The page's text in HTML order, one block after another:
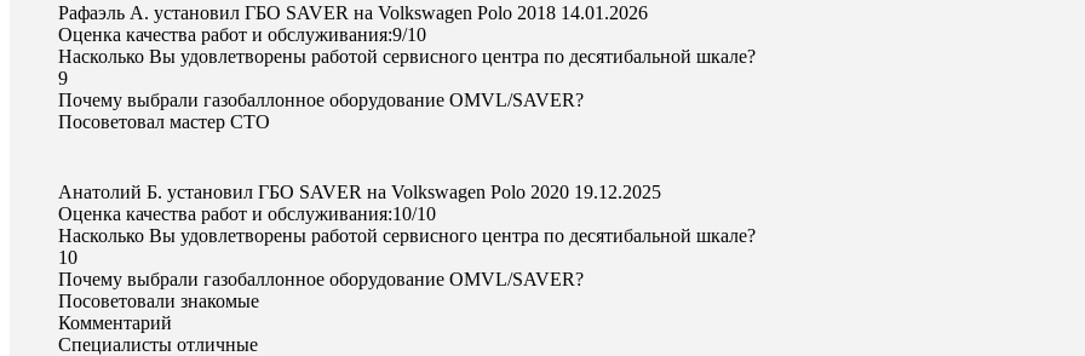
Рафаэль А. установил ГБО SAVER на Volkswagen Polo 2018 14.01.2026
Оценка качества работ и обслуживания:9/10
Насколько Вы удовлетворены работой сервисного центра по десятибальной шкале?
9
Почему выбрали газобаллонное оборудование OMVL/SAVER?
Посоветовал мастер СТО
Анатолий Б. установил ГБО SAVER на Volkswagen Polo 2020 19.12.2025
Оценка качества работ и обслуживания:10/10
Насколько Вы удовлетворены работой сервисного центра по десятибальной шкале?
10
Почему выбрали газобаллонное оборудование OMVL/SAVER?
Посоветовали знакомые
Комментарий
Специалисты отличные